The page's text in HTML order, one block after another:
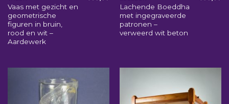
Vaas met gezicht en
geometrische
figuren in bruin,
rood en wit –
Aardewerk
Lachende Boeddha
met ingegraveerde
patronen –
verweerd wit beton